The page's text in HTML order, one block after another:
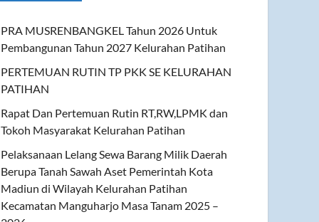
PRA MUSRENBANGKEL Tahun 2026 Untuk
Pembangunan Tahun 2027 Kelurahan Patihan
PERTEMUAN RUTIN TP PKK SE KELURAHAN
PATIHAN
Rapat Dan Pertemuan Rutin RT,RW,LPMK dan
Tokoh Masyarakat Kelurahan Patihan
Pelaksanaan Lelang Sewa Barang Milik Daerah
Berupa Tanah Sawah Aset Pemerintah Kota
Madiun di Wilayah Kelurahan Patihan
Kecamatan Manguharjo Masa Tanam 2025 –